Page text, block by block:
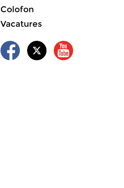
Colofon
Vacatures